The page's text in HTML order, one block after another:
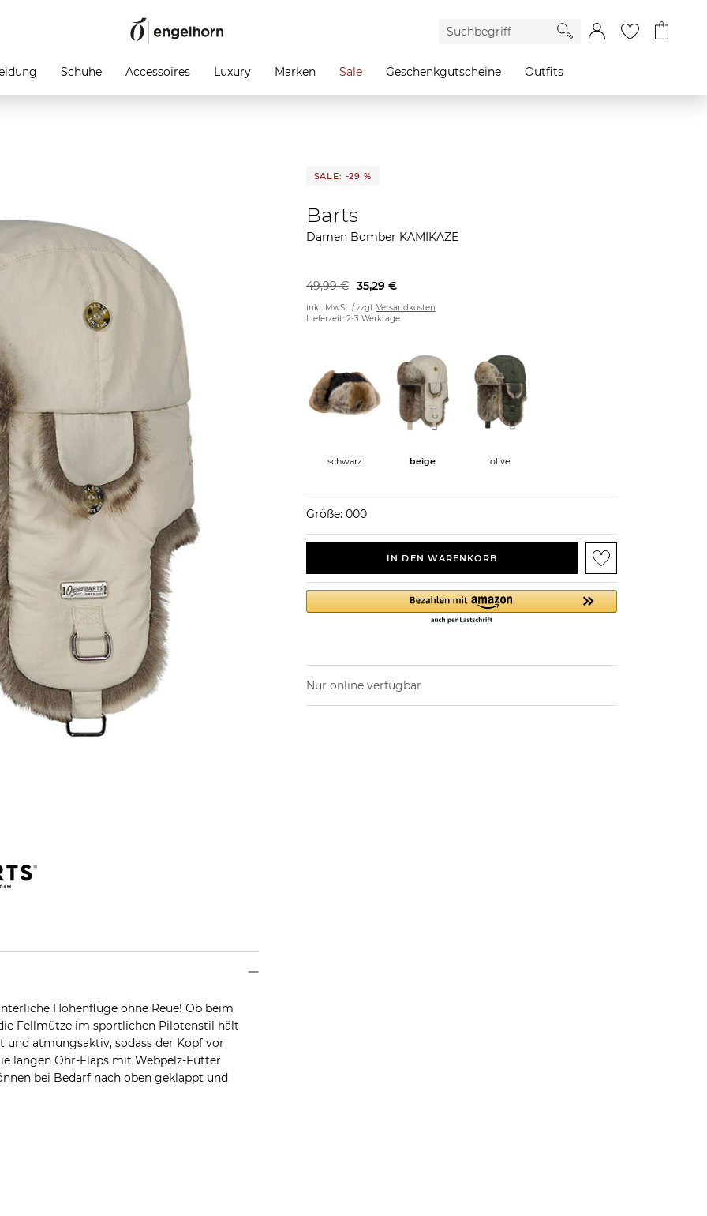
Schuhe Accessoires Luxury Marken Sale Geschenkgutscheine Outfits
SALE: -29 %
Barts
Damen Bomber KAMIKAZE
35,29 €
49,99 €
inkl. MwSt. / zzgl. Versandkosten
Lieferzeit: 2-3 Werktage
schwarz beige olive
Größe: 000
IN DEN WARENKORB
Nur online verfügbar
Höhenflüge ohne Reue! Ob beim
Fellmütze im sportlichen Pilotenstil hält
und atmungsaktiv, sodass der Kopf vor
langen Ohr-Flaps mit Webpelz-Futter
bei Bedarf nach oben geklappt und